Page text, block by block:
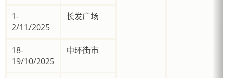
1-
2/11/2025
长发广场
18-
19/10/2025
中环街市